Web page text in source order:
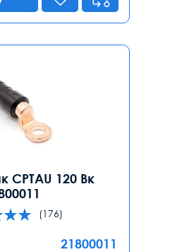
CPTAU 120 Вк
(176)
21800011